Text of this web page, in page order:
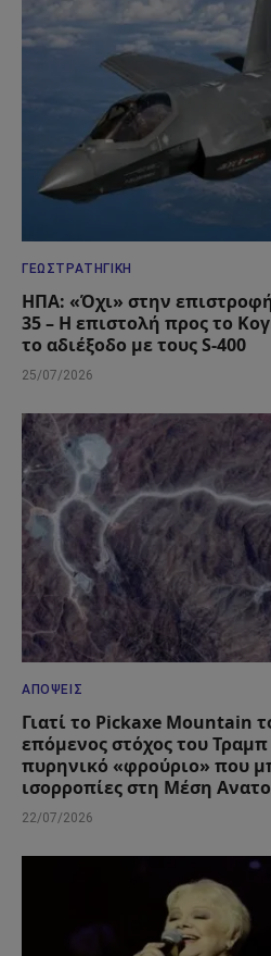
ΓΕΩΣΤΡΑΤΗΓΙΚΉ
ΗΠΑ: «Όχι» στην
35 – Η επιστολή προς το
το αδιέξοδο με τους S-400
25/07/2026
ΑΠΌΨΕΙΣ
Γιατί το Pickaxe Mountain
επόμενος στόχος του Τραμπ
πυρηνικό «φρούριο» που
ισορροπίες στη Μέση
22/07/2026